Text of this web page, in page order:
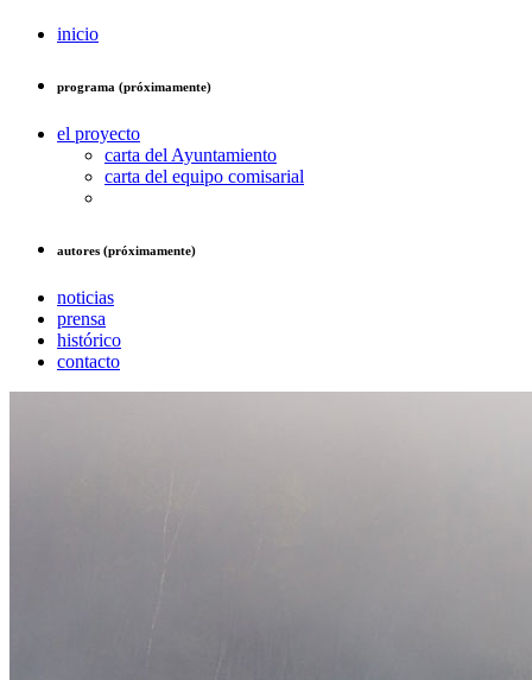
inicio
programa (próximamente)
el proyecto
carta del Ayuntamiento
carta del equipo comisarial
autores (próximamente)
noticias
prensa
histórico
contacto